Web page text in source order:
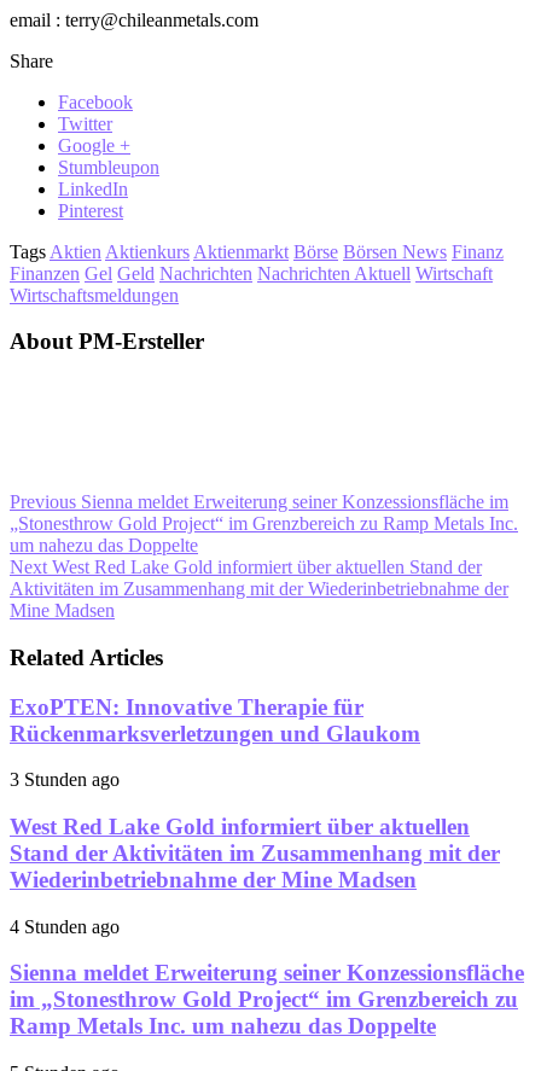
email : terry@chileanmetals.com
Share
Facebook
Twitter
Google +
Stumbleupon
LinkedIn
Pinterest
Tags Aktien Aktienkurs Aktienmarkt Börse Börsen News Finanz
Finanzen Gel Geld Nachrichten Nachrichten Aktuell Wirtschaft
Wirtschaftsmeldungen
About PM-Ersteller
Previous Sienna meldet Erweiterung seiner Konzessionsfläche im
„Stonesthrow Gold Project“ im Grenzbereich zu Ramp Metals Inc.
um nahezu das Doppelte
Next West Red Lake Gold informiert über aktuellen Stand der
Aktivitäten im Zusammenhang mit der Wiederinbetriebnahme der
Mine Madsen
Related Articles
ExoPTEN: Innovative Therapie für
Rückenmarksverletzungen und Glaukom
3 Stunden ago
West Red Lake Gold informiert über aktuellen
Stand der Aktivitäten im Zusammenhang mit der
Wiederinbetriebnahme der Mine Madsen
4 Stunden ago
Sienna meldet Erweiterung seiner Konzessionsfläche
im „Stonesthrow Gold Project“ im Grenzbereich zu
Ramp Metals Inc. um nahezu das Doppelte